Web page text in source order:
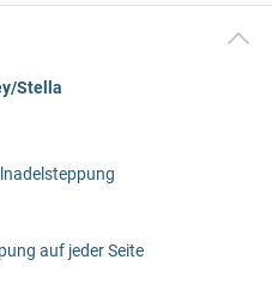
Stella
auf jeder Seite